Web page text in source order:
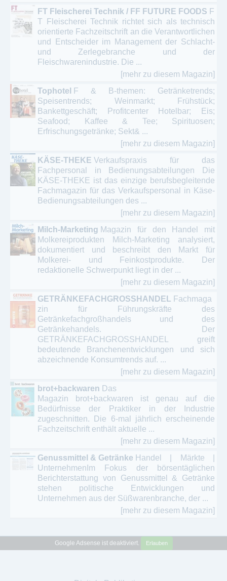
FT Fleischerei Technik / FF FUTURE FOODS F
T Fleischerei Technik richtet sich als technisch
orientierte Fachzeitschrift an die Verantwortlichen
und Entscheider im Management der Schlacht-
und Zerlegebranche und der
Fleischwarenindustrie. Die ...
[mehr zu diesem Magazin]
Tophotel
F & B-themen: Getränketrends;
Speisentrends; Weinmarkt; Frühstück;
Bankettgeschäft; Profitcenter Hotelbar; Eis;
Seafood; Kaffee & Tee; Spirituosen;
Erfrischungsgetränke; Sekt& ...
[mehr zu diesem Magazin]
KÄSE-THEKE Verkaufspraxis für das
Fachpersonal in Bedienungsabteilungen Die
KÄSE-THEKE ist das einzige berufsbegleitende
Fachmagazin für das Verkaufspersonal in Käse-
Bedienungsabteilungen des ...
[mehr zu diesem Magazin]
Milch-Marketing Magazin für den Handel mit
Molkereiprodukten Milch-Marketing analysiert,
dokumentiert und beschreibt den Markt für
Molkerei- und Feinkostprodukte. Der
redaktionelle Schwerpunkt liegt in der ...
[mehr zu diesem Magazin]
GETRÄNKEFACHGROSSHANDEL Fachmaga
zin für Führungskräfte des
Getränkefachgroßhandels und des
Getränkehandels. Der
GETRÄNKEFACHGROSSHANDEL greift
bedeutende Branchenentwicklungen und sich
abzeichnende Konsumtrends auf. ...
[mehr zu diesem Magazin]
brot+backwaren Das
Magazin brot+backwaren ist genau auf die
Bedürfnisse der Praktiker in der Industrie
zugeschnitten. Die 6-mal jährlich erscheinende
Fachzeitschrift enthält aktuelle ...
[mehr zu diesem Magazin]
Genussmittel & Getränke Handel | Märkte |
UnternehmenIm Fokus der börsentäglichen
Berichterstattung von Genussmittel & Getränke
stehen politische Entwicklungen und
Unternehmen aus der Süßwarenbranche, der ...
[mehr zu diesem Magazin]
Google Adsense ist deaktiviert. Erlauben